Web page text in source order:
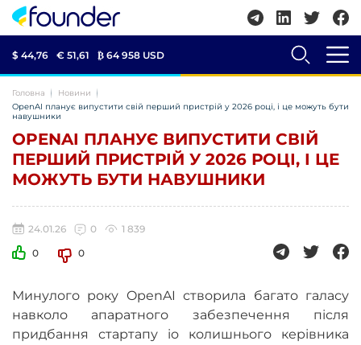
$ 44,76 € 51,61 ₿ 64 958 USD
Головна
Новини
OpenAI планує випустити свій перший пристрій у 2026 році, і це можуть бути
навушники
OPENAI ПЛАНУЄ ВИПУСТИТИ СВІЙ
ПЕРШИЙ ПРИСТРІЙ У 2026 РОЦІ, І ЦЕ
МОЖУТЬ БУТИ НАВУШНИКИ
24.01.26 0
1 839
0
0
Минулого року OpenAI створила багато галасу
навколо апаратного забезпечення після
придбання стартапу io колишнього керівника